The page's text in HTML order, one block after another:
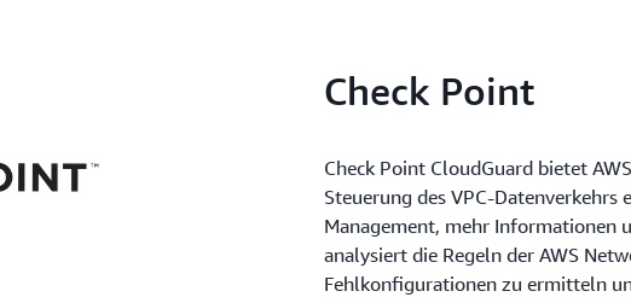
Check Point
Check Point CloudGuard bietet
Steuerung des VPC-Datenverkehrs
Management, mehr Informationen
analysiert die Regeln der AWS
Fehlkonfigurationen zu ermitteln